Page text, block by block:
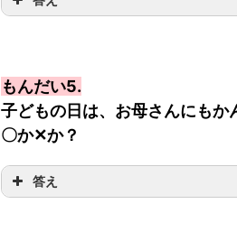
もんだい5.
子どもの日は、お母さんにもか
〇か✕か？
答え